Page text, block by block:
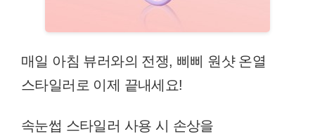
매일 아침 뷰러와의 전쟁, 삐삐 원샷 온열
스타일러로 이제 끝내세요!
속눈썹 스타일러 사용 시 손상을